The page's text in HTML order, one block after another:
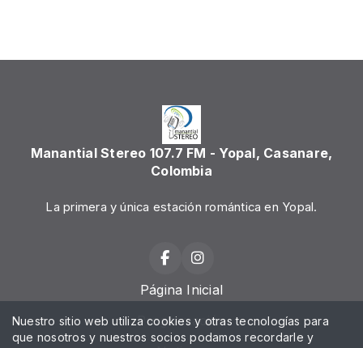
Manantial Stereo 107.7 FM - Yopal, Casanare,
Colombia
La primera y única estación romántica en Yopal.
Página Inicial
Programación
Nuestro sitio web utiliza cookies y otras tecnologías para
que nosotros y nuestros socios podamos recordarle y